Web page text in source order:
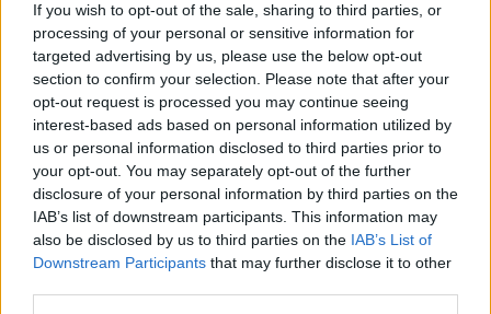
If you wish to opt-out of the sale, sharing to third parties, or
processing of your personal or sensitive information for
targeted advertising by us, please use the below opt-out
section to confirm your selection. Please note that after your
opt-out request is processed you may continue seeing
interest-based ads based on personal information utilized by
us or personal information disclosed to third parties prior to
your opt-out. You may separately opt-out of the further
disclosure of your personal information by third parties on the
IAB’s list of downstream participants. This information may
also be disclosed by us to third parties on the IAB’s List of
Downstream Participants that may further disclose it to other
HÍREK 2026. júl. 19.
FRISS HÍREK
Rekordfogás: banándobozokba rejtve több
tonna kokaint foglaltak le egy brit
kikötőben
HÍREK 29 perce